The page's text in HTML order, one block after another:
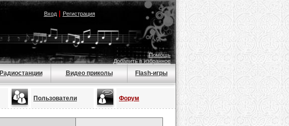
Вход| Регистрация
Помощь
Добавить в избранное
Радиостанции Видео приколы Flash-игры
Пользователи Форум